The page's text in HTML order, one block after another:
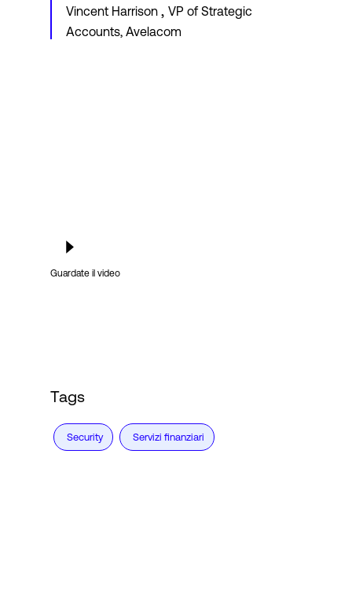
Vincent Harrison , VP of Strategic
Accounts, Avelacom
Guardate il video
Tags
Security Servizi finanziari